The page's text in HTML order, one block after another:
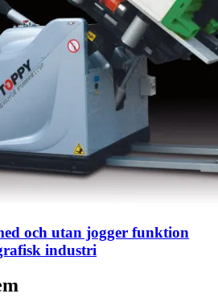
och utan jogger funktion
industri